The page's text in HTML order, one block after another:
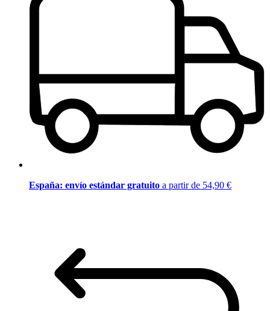
España: envío estándar gratuito a partir de 54,90 €